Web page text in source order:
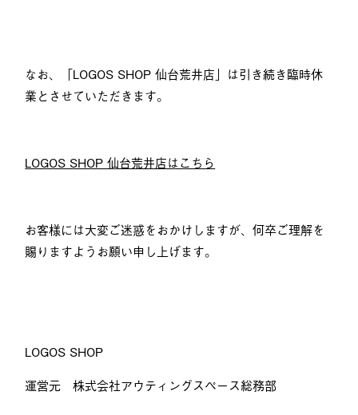
なお、「LOGOS SHOP 仙台荒井店」は引き続き臨時休
業とさせていただきます。
LOGOS SHOP 仙台荒井店はこちら
お客様には大変ご迷惑をおかけしますが、何卒ご理解を
賜りますようお願い申し上げます。
LOGOS SHOP
運営元 株式会社アウティングスペース総務部